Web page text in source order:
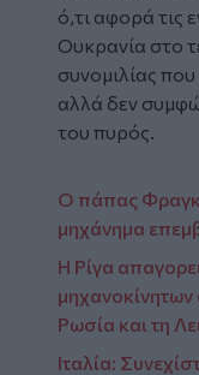
ό,τι αφορά τις
Ουκρανία στο
συνομιλίας
αλλά δεν
του πυρός.
O πάπας
μηχάνημα
Η Ρίγα
Ρωσία και τη
Ιταλία: